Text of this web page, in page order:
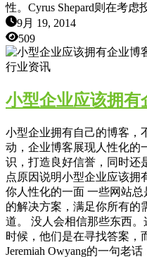
性。Cyrus Shepard则在考
9月 19, 2014
509
行业资讯
小型企业应该拥有
小型企业拥有自己的博客，
动，企业博客展现人性化的
识，打造良好信誉，同时还
点原因说明小型企业应该拥
你人性化的一面 一些网站
的解决方案，满足你所有的
道。 没人会相信那些东西
时候，他们是在寻找答案，
Jeremiah Owyang的一句老